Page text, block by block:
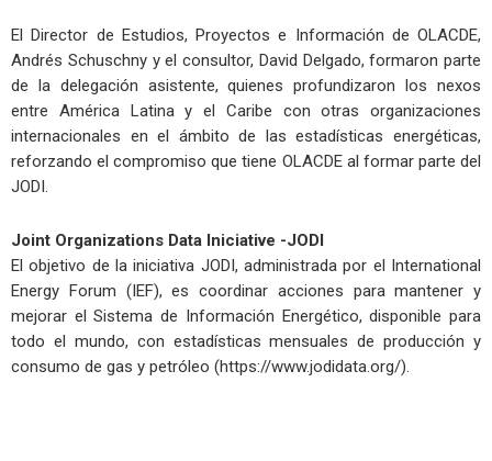
El Director de Estudios, Proyectos e Información de OLACDE,
Andrés Schuschny y el consultor, David Delgado, formaron parte
de la delegación asistente, quienes profundizaron los nexos
entre América Latina y el Caribe con otras organizaciones
internacionales en el ámbito de las estadísticas energéticas,
reforzando el compromiso que tiene OLACDE al formar parte del
JODI.
Joint Organizations Data Iniciative -JODI
El objetivo de la iniciativa JODI, administrada por el International
Energy Forum (IEF), es coordinar acciones para mantener y
mejorar el Sistema de Información Energético, disponible para
todo el mundo, con estadísticas mensuales de producción y
consumo de gas y petróleo (https://www.jodidata.org/).